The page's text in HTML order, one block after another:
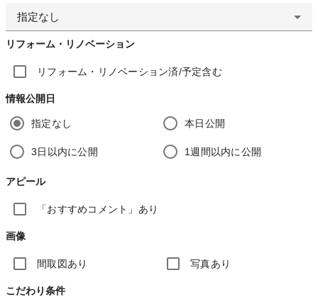
指定なし
リフォーム・リノベーション
リフォーム・リノベーション済/予定含む
情報公開日
指定なし 本日公開
3日以内に公開 1週間以内に公開
アピール
「おすすめコメント」あり
画像
間取図あり 写真あり
こだわり条件